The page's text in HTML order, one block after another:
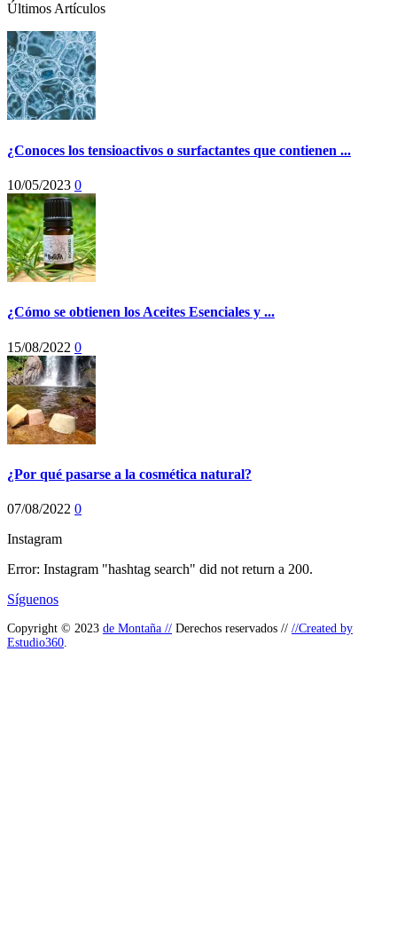
Últimos Artículos
¿Conoces los tensioactivos o surfactantes que contienen ...
10/05/2023 0
¿Cómo se obtienen los Aceites Esenciales y ...
15/08/2022 0
¿Por qué pasarse a la cosmética natural?
07/08/2022 0
Instagram
Error: Instagram "hashtag search" did not return a 200.
Síguenos
Copyright © 2023 de Montaña // Derechos reservados // //Created by
Estudio360.